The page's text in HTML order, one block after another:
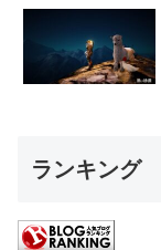
ランキング